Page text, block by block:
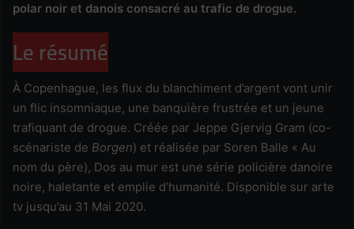
polar noir et danois consacré au trafic de drogue.
Le résumé
À Copenhague, les flux du blanchiment d’argent vont unir
un flic insomniaque, une banquière frustrée et un jeune
trafiquant de drogue. Créée par Jeppe Gjervig Gram (co-
scénariste de Borgen) et réalisée par Soren Balle « Au
nom du père), Dos au mur est une série policière danoire
noire, haletante et emplie d’humanité. Disponible sur arte
tv jusqu’au 31 Mai 2020.